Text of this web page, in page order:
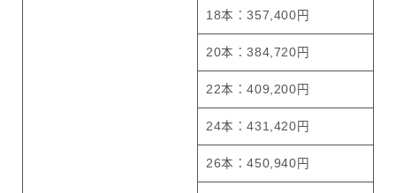
18本：357,400円
20本：384,720円
22本：409,200円
24本：431,420円
26本：450,940円